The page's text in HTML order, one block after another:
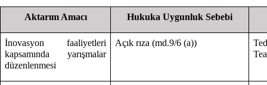
Aktarım Amacı Hukuka Uygunluk Sebebi
İnovasyon faaliyetleri
kapsamında yarışmalar
düzenlenmesi
Açık rıza (md.9/6 (a))